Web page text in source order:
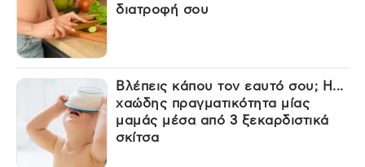
διατροφή σου
Βλέπεις κάπου τον εαυτό σου; Η...
χαώδης πραγματικότητα μίας
μαμάς μέσα από 3 ξεκαρδιστικά
σκίτσα